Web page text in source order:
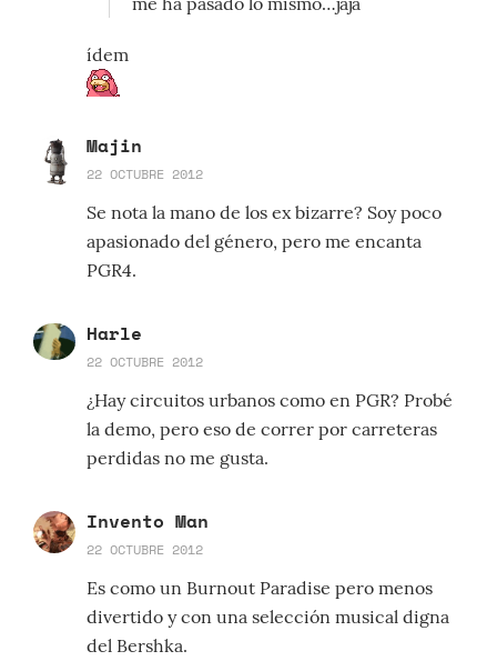
ídem
Majin
22 OCTUBRE 2012
Se nota la mano de los ex bizarre? Soy poco
apasionado del género, pero me encanta
PGR4.
Harle
22 OCTUBRE 2012
¿Hay circuitos urbanos como en PGR? Probé
la demo, pero eso de correr por carreteras
perdidas no me gusta.
Invento Man
22 OCTUBRE 2012
Es como un Burnout Paradise pero menos
divertido y con una selección musical digna
del Bershka.